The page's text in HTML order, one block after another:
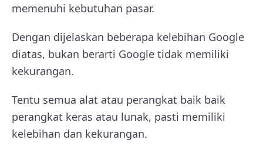
memenuhi kebutuhan pasar.
Dengan dijelaskan beberapa kelebihan Google
diatas, bukan berarti Google tidak memiliki
kekurangan.
Tentu semua alat atau perangkat baik baik
perangkat keras atau lunak, pasti memiliki
kelebihan dan kekurangan.